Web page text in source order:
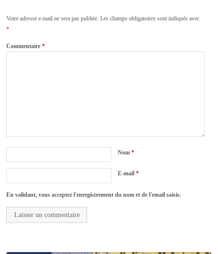
Votre adresse e-mail ne sera pas publiée. Les champs obligatoires sont indiqués avec
*
Commentaire*
Nom*
E-mail*
En validant, vous acceptez l'enregistrement du nom et de l'email saisis.